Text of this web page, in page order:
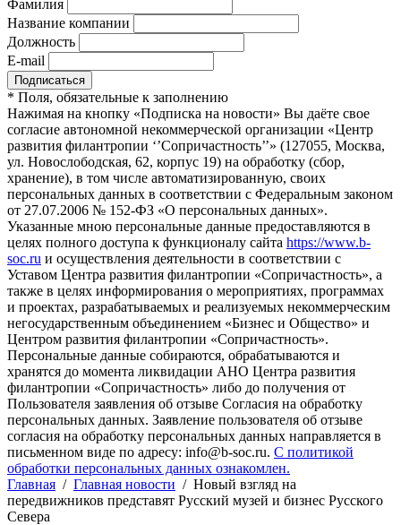
Фамилия
Название компании
Должность
E-mail
* Поля, обязательные к заполнению
Нажимая на кнопку «Подписка на новости» Вы даёте свое
согласие автономной некоммерческой организации «Центр
развития филантропии ‘’Сопричастность’’» (127055, Москва,
ул. Новослободская, 62, корпус 19) на обработку (сбор,
хранение), в том числе автоматизированную, своих
персональных данных в соответствии с Федеральным законом
от 27.07.2006 № 152-ФЗ «О персональных данных».
Указанные мною персональные данные предоставляются в
целях полного доступа к функционалу сайта https://www.b-
soc.ru и осуществления деятельности в соответствии с
Уставом Центра развития филантропии «Сопричастность», а
также в целях информирования о мероприятиях, программах
и проектах, разрабатываемых и реализуемых некоммерческим
негосударственным объединением «Бизнес и Общество» и
Центром развития филантропии «Сопричастность».
Персональные данные собираются, обрабатываются и
хранятся до момента ликвидации АНО Центра развития
филантропии «Сопричастность» либо до получения от
Пользователя заявления об отзыве Согласия на обработку
персональных данных. Заявление пользователя об отзыве
согласия на обработку персональных данных направляется в
письменном виде по адресу: info@b-soc.ru. С политикой
обработки персональных данных ознакомлен.
Главная / Главная новости / Новый взгляд на
передвижников представят Русский музей и бизнес Русского
Севера